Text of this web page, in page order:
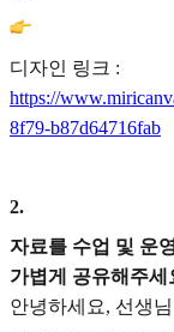
디자인 링크 :
https://
8f79-b87d64716fab
2.
자료를 수업 및 운
가볍게 공유해주세
안녕하세요, 선생